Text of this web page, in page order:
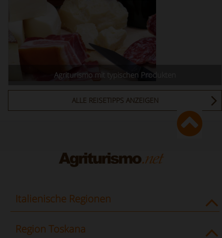
Agriturismo mit typischen Produkten
ALLE REISETIPPS ANZEIGEN
Italienische Regionen
Region Toskana